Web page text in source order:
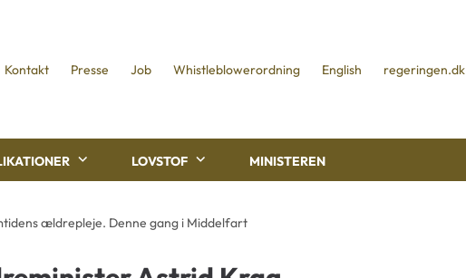
Kontakt Presse Job Whistleblowerordning English regeringen.dk
LOVSTOF MINISTEREN
ældrepleje. Denne gang i Middelfart